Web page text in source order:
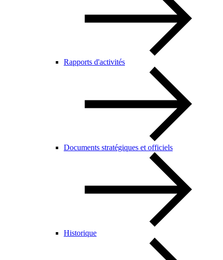
Rapports d'activités
Documents stratégiques et officiels
Historique